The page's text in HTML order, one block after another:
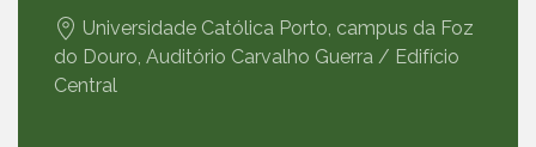
Universidade Católica Porto, campus da Foz
do Douro, Auditório Carvalho Guerra / Edifício
Central